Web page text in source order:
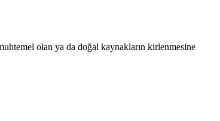
olan ya da doğal kaynakların kirlenmesine